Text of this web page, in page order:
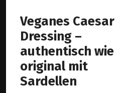
Veganes Caesar
Dressing –
authentisch wie
original mit
Sardellen